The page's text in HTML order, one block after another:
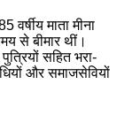
माता मीना
से बीमार थीं।
सहित भरा-
और समाजसेवियों